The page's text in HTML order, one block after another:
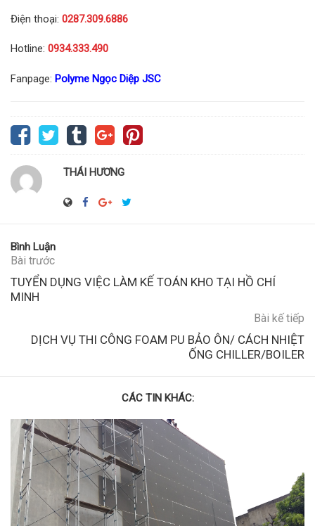
Điện thoại: 0287.309.6886
Hotline: 0934.333.490
Fanpage: Polyme Ngọc Diệp JSC
THÁI HƯƠNG
Bình Luận
Bài trước
TUYỂN DỤNG VIỆC LÀM KẾ TOÁN KHO TẠI HỒ CHÍ
MINH
Bài kế tiếp
DỊCH VỤ THI CÔNG FOAM PU BẢO ÔN/ CÁCH NHIỆT
ỐNG CHILLER/BOILER
CÁC TIN KHÁC: